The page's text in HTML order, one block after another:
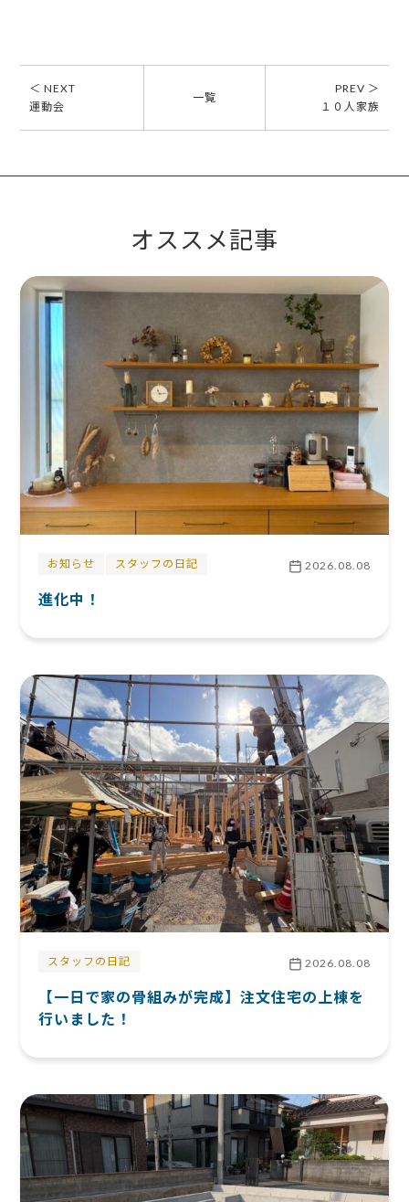
＜ NEXT
運動会
一覧
PREV ＞
１０人家族
オススメ記事
お知らせ スタッフの日記 2026.08.08
進化中！
スタッフの日記 2026.08.08
【一日で家の骨組みが完成】注文住宅の上棟を
行いました！